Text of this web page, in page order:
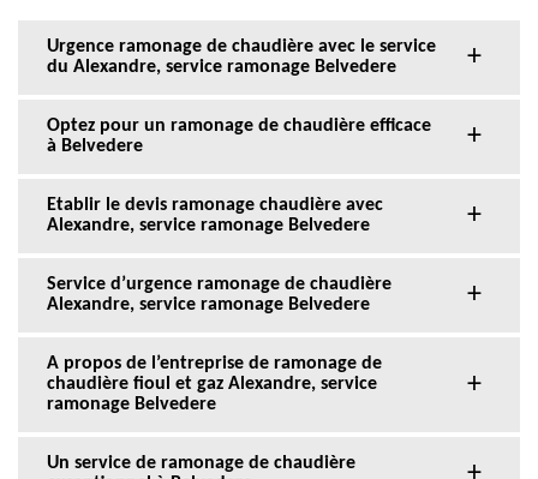
Urgence ramonage de chaudière avec le service
du Alexandre, service ramonage Belvedere
Optez pour un ramonage de chaudière efficace
à Belvedere
Etablir le devis ramonage chaudière avec
Alexandre, service ramonage Belvedere
Service d’urgence ramonage de chaudière
Alexandre, service ramonage Belvedere
A propos de l’entreprise de ramonage de
chaudière fioul et gaz Alexandre, service
ramonage Belvedere
Un service de ramonage de chaudière